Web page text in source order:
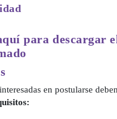
para descargar
en postularse